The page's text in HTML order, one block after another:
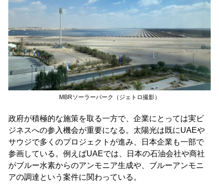
MBRソーラーパーク（ジェトロ撮影）
政府が積極的な施策を取る一方で、企業にとっては実ビ
ジネスへの参入機会が重要になる。太陽光は既にUAEや
サウジで多くのプロジェクトが進み、日本企業も一部で
参画している。例えばUAEでは、日本の石油会社や商社
がブルー水素からのアンモニア生成や、ブルーアンモニ
アの調達という案件に関わっている。